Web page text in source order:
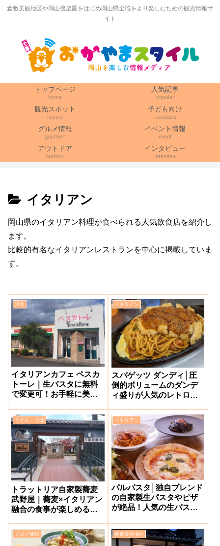
倉敷美観地区や岡山後楽園をはじめ岡山県全域をより楽しむための観光情報サ
イト
トップページ
home
人気記事
popular
観光スポット
leisure
子ども向け
kosodate
グルメ情報
gourmet
イベント情報
event
アウトドア
outdoor
インタビュー
interview
イタリアン
岡山県のイタリアン料理が食べられる人気飲食店を紹介し
ます。
比較的有名なイタリアンレストランを中心に掲載していま
す。
洋食
イタリアンカフェ ペスカ
トーレ｜生パスタに無料
で変更可！お手軽に美味
レストラン【岡山市東
区】
イタリアン
スパゲッツ ダンディ│圧
倒的ボリュームのダンデ
ィ盛りが人気のレトロ風
井】
うどん・そば
トラットリア自家製蕎麦
武野屋｜蕎麦×イタリアン
融合の食事が楽しめるレ
イタリアン
パルパスタ│独自ブレンド
の自家製生パスタやピザ
が絶品！人気の生パスタ
グルメ情報 倉敷美観地区